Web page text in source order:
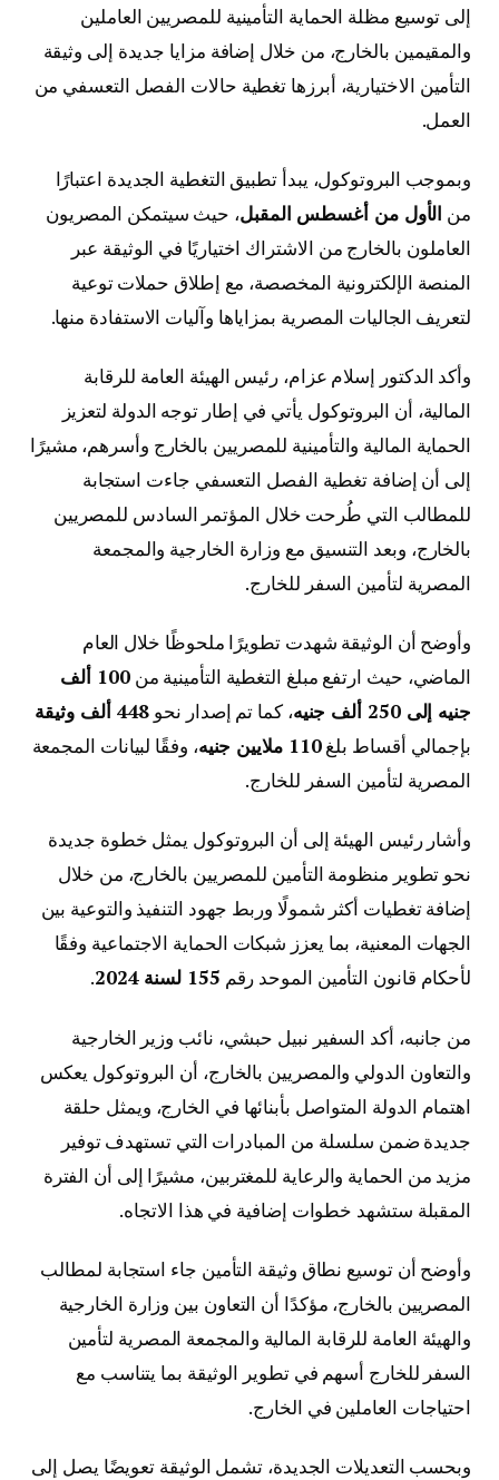
إلى توسيع مظلة الحماية التأمينية للمصريين العاملين
والمقيمين بالخارج، من خلال إضافة مزايا جديدة إلى وثيقة
التأمين الاختيارية، أبرزها تغطية حالات الفصل التعسفي من
العمل.
وبموجب البروتوكول، يبدأ تطبيق التغطية الجديدة اعتبارًا
من الأول من أغسطس المقبل، حيث سيتمكن المصريون
العاملون بالخارج من الاشتراك اختياريًا في الوثيقة عبر
المنصة الإلكترونية المخصصة، مع إطلاق حملات توعية
لتعريف الجاليات المصرية بمزاياها وآليات الاستفادة منها.
وأكد الدكتور إسلام عزام، رئيس الهيئة العامة للرقابة
المالية، أن البروتوكول يأتي في إطار توجه الدولة لتعزيز
الحماية المالية والتأمينية للمصريين بالخارج وأسرهم، مشيرًا
إلى أن إضافة تغطية الفصل التعسفي جاءت استجابة
للمطالب التي طُرحت خلال المؤتمر السادس للمصريين
بالخارج، وبعد التنسيق مع وزارة الخارجية والمجمعة
المصرية لتأمين السفر للخارج.
وأوضح أن الوثيقة شهدت تطويرًا ملحوظًا خلال العام
الماضي، حيث ارتفع مبلغ التغطية التأمينية من
100 ألف
جنيه إلى 250 ألف جنيه
، كما تم إصدار نحو 448 ألف وثيقة
بإجمالي أقساط بلغ110 ملايين جنيه
، وفقًا لبيانات المجمعة
المصرية لتأمين السفر للخارج.
وأشار رئيس الهيئة إلى أن البروتوكول يمثل خطوة جديدة
نحو تطوير منظومة التأمين للمصريين بالخارج، من خلال
إضافة تغطيات أكثر شمولًا وربط جهود التنفيذ والتوعية بين
الجهات المعنية، بما يعزز شبكات الحماية الاجتماعية وفقًا
لأحكام قانون التأمين الموحد رقم 155 لسنة 2024 .
من جانبه، أكد السفير نبيل حبشي، نائب وزير الخارجية
والتعاون الدولي والمصريين بالخارج، أن البروتوكول يعكس
اهتمام الدولة المتواصل بأبنائها في الخارج، ويمثل حلقة
جديدة ضمن سلسلة من المبادرات التي تستهدف توفير
مزيد من الحماية والرعاية للمغتربين، مشيرًا إلى أن الفترة
المقبلة ستشهد خطوات إضافية في هذا الاتجاه.
وأوضح أن توسيع نطاق وثيقة التأمين جاء استجابة لمطالب
المصريين بالخارج، مؤكدًا أن التعاون بين وزارة الخارجية
والهيئة العامة للرقابة المالية والمجمعة المصرية لتأمين
السفر للخارج أسهم في تطوير الوثيقة بما يتناسب مع
احتياجات العاملين في الخارج.
وبحسب التعديلات الجديدة، تشمل الوثيقة تعويضًا يصل إلى